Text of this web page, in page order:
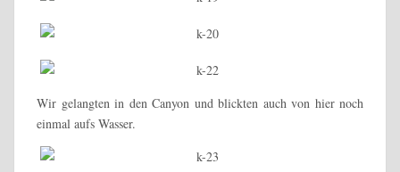
Wir gelangten in den Canyon und blickten auch von hier noch
einmal aufs Wasser.